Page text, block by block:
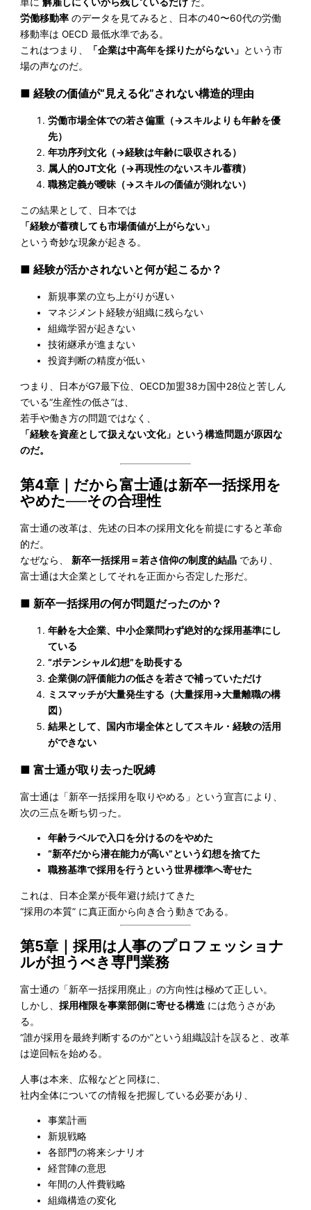
単に解雇しにくいから残しているだけ だ。
労働移動率 のデータを見てみると、日本の40〜60代の労働
移動率は OECD 最低水準である。
これはつまり、
「企業は中高年を採りたがらない」 という市
場の声なのだ。
■ 経験の価値が“見える化”されない構造的理由
労働市場全体での若さ偏重（→スキルよりも年齢を優
先）
年功序列文化（→経験は年齢に吸収される）
属人的OJT文化（→再現性のないスキル蓄積）
職務定義が曖昧（→スキルの価値が測れない）
この結果として、日本では
「経験が蓄積しても市場価値が上がらない」
という奇妙な現象が起きる。
■ 経験が活かされないと何が起こるか？
新規事業の立ち上がりが遅い
マネジメント経験が組織に残らない
組織学習が起きない
技術継承が進まない
投資判断の精度が低い
つまり、日本がG7最下位、OECD加盟38カ国中28位と苦しん
でいる“生産性の低さ”は、
若手や働き方の問題ではなく、
「経験を資産として扱えない文化」という構造問題が原因な
のだ。
第4章｜だから富士通は新卒一括採用を
やめた──その合理性
富士通の改革は、先述の日本の採用文化を前提にすると革命
的だ。
なぜなら、 新卒一括採用＝若さ信仰の制度的結晶 であり、
富士通は大企業としてそれを正面から否定した形だ。
■ 新卒一括採用の何が問題だったのか？
年齢を大企業、中小企業問わず絶対的な採用基準にし
ている
“ポテンシャル幻想”を助長する
企業側の評価能力の低さを若さで補っていただけ
ミスマッチが大量発生する（大量採用→大量離職の構
図）
結果として、国内市場全体としてスキル・経験の活用
ができない
■ 富士通が取り去った呪縛
富士通は「新卒一括採用を取りやめる」という宣言により、
次の三点を断ち切った。
年齢ラベルで入口を分けるのをやめた
“新卒だから潜在能力が高い”という幻想を捨てた
職務基準で採用を行うという世界標準へ寄せた
これは、日本企業が長年避け続けてきた
“採用の本質” に真正面から向き合う動きである。
第5章｜採用は人事のプロフェッショナ
ルが担うべき専門業務
富士通の「新卒一括採用廃止」の方向性は極めて正しい。
しかし、採用権限を事業部側に寄せる構造 には危うさがあ
る。
“誰が採用を最終判断するのか”という組織設計を誤ると、改革
は逆回転を始める。
人事は本来、広報などと同様に、
社内全体についての情報を把握している必要があり、
事業計画
新規戦略
各部門の将来シナリオ
経営陣の意思
年間の人件費戦略
組織構造の変化